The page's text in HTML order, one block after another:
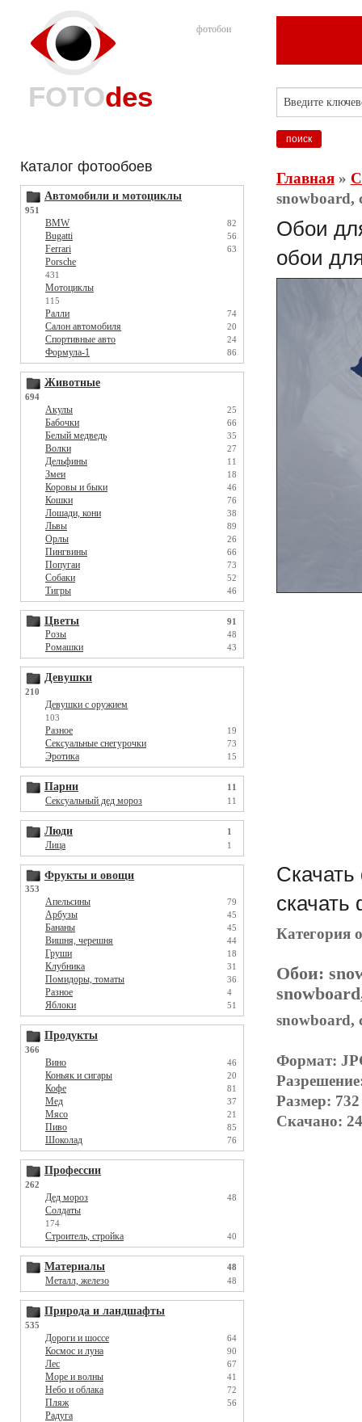
фотобои
FOTOdes
Каталог фотообоев
Автомобили и мотоциклы
951
BMW 82
Bugatti 56
Ferrari 63
Porsche
431
Мотоциклы
115
Ралли 74
Салон автомобиля 20
Спортивные авто 24
Формула-1 86
Животные
694
Акулы 25
Бабочки 66
Белый медведь 35
Волки 27
Дельфины 11
Змеи 18
Коровы и быки 46
Кошки 76
Лошади, кони 38
Львы 89
Орлы 26
Пингвины 66
Попугаи 73
Собаки 52
Тигры 46
Цветы 91
Розы 48
Ромашки 43
Девушки
210
Девушки с оружием
103
Разное 19
Сексуальные снегурочки 73
Эротика 15
Парни 11
Сексуальный дед мороз 11
Люди 1
Лица 1
Фрукты и овощи
353
Апельсины 79
Арбузы 45
Бананы 45
Вишня, черешня 44
Груши 18
Клубника 31
Помидоры, томаты 36
Разное 4
Яблоки 51
Продукты
366
Вино 46
Коньяк и сигары 20
Кофе 81
Мед 37
Мясо 21
Пиво 85
Шоколад 76
Профессии
262
Дед мороз 48
Солдаты
174
Строитель, стройка 40
Материалы 48
Металл, железо 48
Природа и ландшафты
535
Дороги и шоссе 64
Космос и луна 90
Лес 67
Море и волны 41
Небо и облака 72
Пляж 56
Радуга
Главная»
snowboard,
Обои
обои
Скачать
скачать
Категория
Обои:
snowboard,
Формат:
Размер:
Скачано: